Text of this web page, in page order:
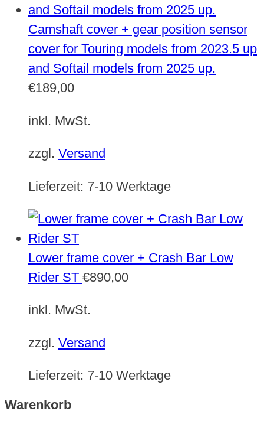
Camshaft cover + gear position sensor
cover for Touring models from 2023.5 up
and Softail models from 2025 up.
€189,00
inkl. MwSt.
zzgl. Versand
Lieferzeit: 7-10 Werktage
Lower frame cover + Crash Bar Low
Rider ST €890,00
inkl. MwSt.
zzgl. Versand
Lieferzeit: 7-10 Werktage
Warenkorb